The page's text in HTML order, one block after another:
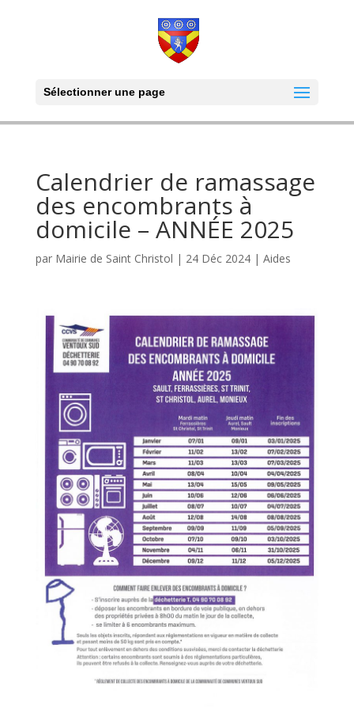
Sélectionner une page
Calendrier de ramassage
des encombrants à
domicile – ANNÉE 2025
par Mairie de Saint Christol | 24 Déc 2024| Aides